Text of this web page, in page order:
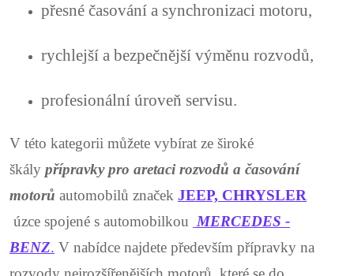
přesné časování a synchronizaci motoru,
rychlejší a bezpečnější výměnu rozvodů,
profesionální úroveň servisu.
V této kategorii můžete vybírat ze široké
škály přípravky pro aretaci rozvodů a časování
motorů automobilů značek JEEP, CHRYSLER
úzce spojené s automobilkou
MERCEDES -
BENZ. V nabídce najdete především přípravky na